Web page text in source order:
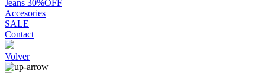
Jeans 30%OFF
Accesories
SALE
Contact
Volver